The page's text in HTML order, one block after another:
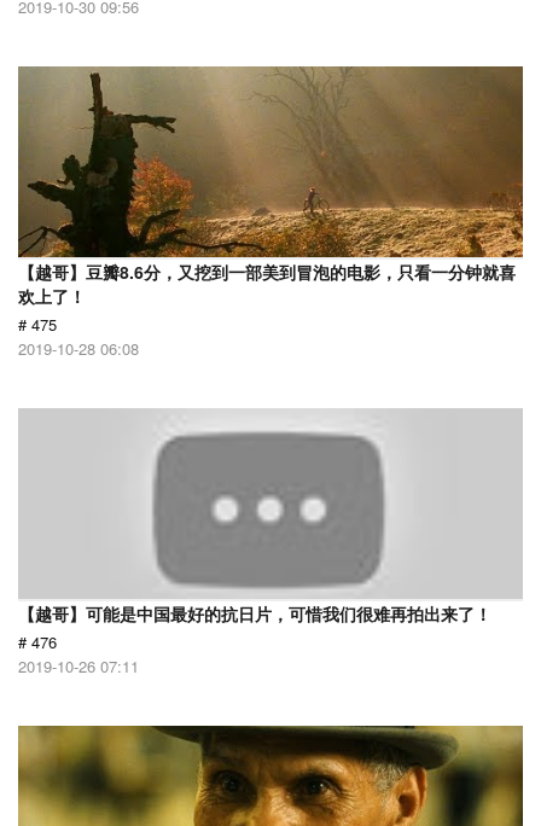
2019-10-30 09:56
【越哥】豆瓣8.6分，又挖到一部美到冒泡的电影，只看一分钟就喜
欢上了！
# 475
2019-10-28 06:08
【越哥】可能是中国最好的抗日片，可惜我们很难再拍出来了！
# 476
2019-10-26 07:11